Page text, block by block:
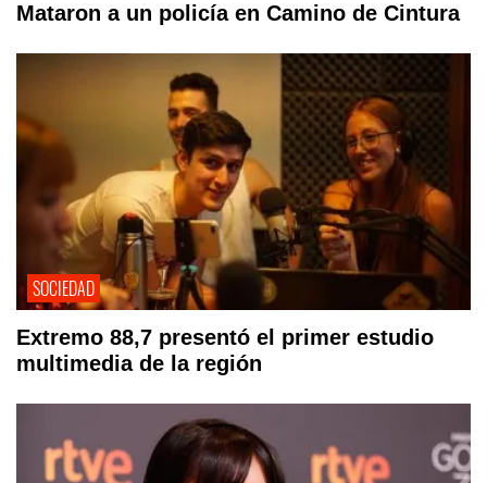
Mataron a un policía en Camino de Cintura
SOCIEDAD
Extremo 88,7 presentó el primer estudio
multimedia de la región